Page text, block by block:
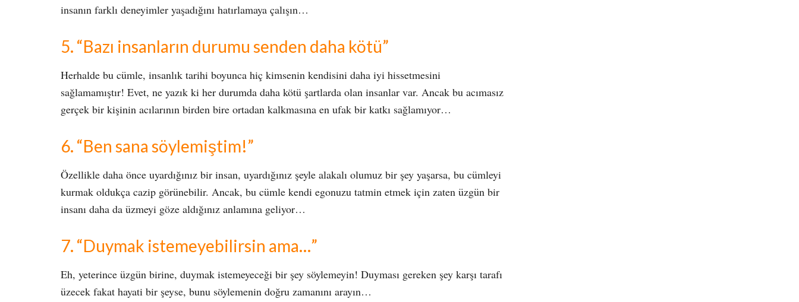
insanın farklı deneyimler yaşadığını hatırlamaya çalışın…
5. “Bazı insanların durumu senden daha kötü”
Herhalde bu cümle, insanlık tarihi boyunca hiç kimsenin kendisini daha iyi hissetmesini
sağlamamıştır! Evet, ne yazık ki her durumda daha kötü şartlarda olan insanlar var. Ancak bu acımasız
gerçek bir kişinin acılarının birden bire ortadan kalkmasına en ufak bir katkı sağlamıyor…
6. “Ben sana söylemiştim!”
Özellikle daha önce uyardığınız bir insan, uyardığınız şeyle alakalı olumuz bir şey yaşarsa, bu cümleyi
kurmak oldukça cazip görünebilir. Ancak, bu cümle kendi egonuzu tatmin etmek için zaten üzgün bir
insanı daha da üzmeyi göze aldığınız anlamına geliyor…
7. “Duymak istemeyebilirsin ama…”
Eh, yeterince üzgün birine, duymak istemeyeceği bir şey söylemeyin! Duyması gereken şey karşı tarafı
üzecek fakat hayati bir şeyse, bunu söylemenin doğru zamanını arayın…